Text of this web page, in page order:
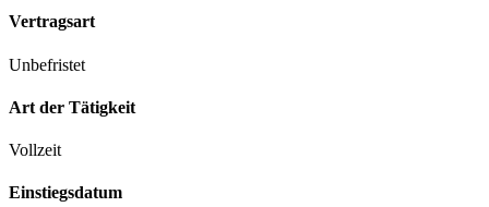
Vertragsart
Unbefristet
Art der Tätigkeit
Vollzeit
Einstiegsdatum